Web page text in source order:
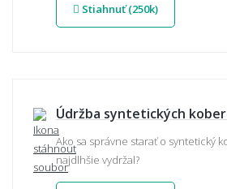
Stiahnuť (250k)
Údržba syntetických
Ako sa správne starať o syntetický
najdlhšie vydržal?